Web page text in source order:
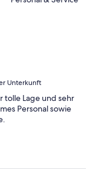
Unterkunft
tolle Lage und sehr
Personal sowie